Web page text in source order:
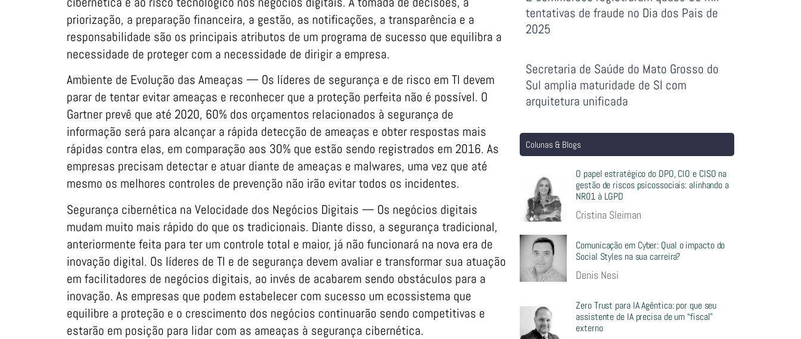
priorização, a preparação financeira, a gestão, as notificações, a transparência e a
responsabilidade são os principais atributos de um programa de sucesso que equilibra a
necessidade de proteger com a necessidade de dirigir a empresa.
Ambiente de Evolução das Ameaças — Os líderes de segurança e de risco em TI devem
parar de tentar evitar ameaças e reconhecer que a proteção perfeita não é possível. O
Gartner prevê que até 2020, 60% dos orçamentos relacionados à segurança de
informação será para alcançar a rápida detecção de ameaças e obter respostas mais
rápidas contra elas, em comparação aos 30% que estão sendo registrados em 2016. As
empresas precisam detectar e atuar diante de ameaças e malwares, uma vez que até
mesmo os melhores controles de prevenção não irão evitar todos os incidentes.
Segurança cibernética na Velocidade dos Negócios Digitais — Os negócios digitais
mudam muito mais rápido do que os tradicionais. Diante disso, a segurança tradicional,
anteriormente feita para ter um controle total e maior, já não funcionará na nova era de
inovação digital. Os líderes de TI e de segurança devem avaliar e transformar sua atuação
em facilitadores de negócios digitais, ao invés de acabarem sendo obstáculos para a
inovação. As empresas que podem estabelecer com sucesso um ecossistema que
equilibre a proteção e o crescimento dos negócios continuarão sendo competitivas e
estarão em posição para lidar com as ameaças à segurança cibernética.
tentativas de fraude no Dia dos Pais de
2025
Secretaria de Saúde do Mato Grosso do
Sul amplia maturidade de SI com
arquitetura unificada
Colunas & Blogs
O papel estratégico do DPO, CIO e CISO na
gestão de riscos psicossociais: alinhando a
NR01 à LGPD
Cristina Sleiman
Comunicação em Cyber: Qual o impacto do
Social Styles na sua carreira?
Denis Nesi
Zero Trust para IA Agêntica: por que seu
assistente de IA precisa de um “fiscal”
externo